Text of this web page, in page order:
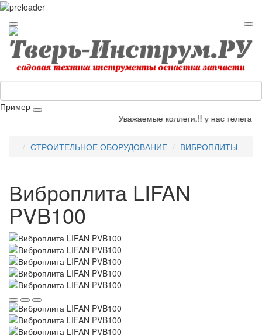
Пример
Уважаемые коллеги.!! у нас телега
СТРОИТЕЛЬНОЕ ОБОРУДОВАНИЕ ВИБРОПЛИТЫ
Виброплита LIFAN
PVB100